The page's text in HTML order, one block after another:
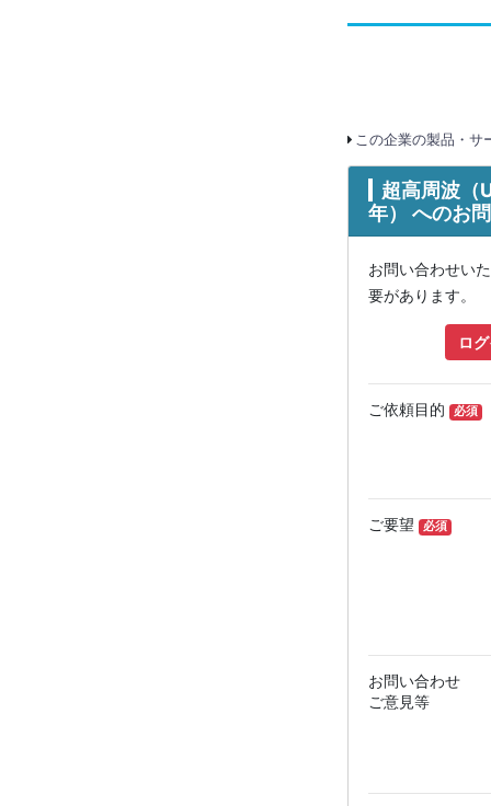
この企業の製品・サ
超高周波（
年） へのお
お問い合わせい
要があります。
ロ
ご依頼目的 必須
ご要望 必須
お問い合わせ
ご意見等